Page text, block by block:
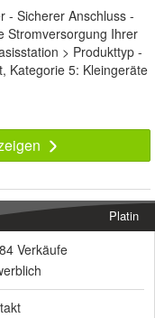
- Sicherer Anschluss -
Stromversorgung Ihrer
> Produkttyp -
Kategorie 5: Kleingeräte
Platin
Verkäufe